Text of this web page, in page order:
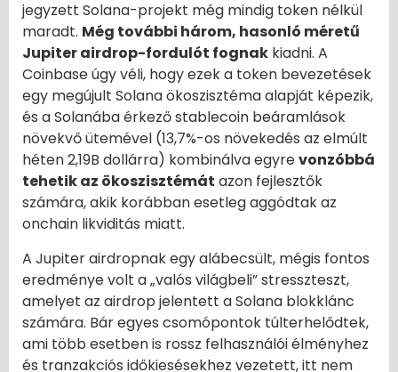
jegyzett Solana-projekt még mindig token nélkül
maradt. Még további három, hasonló méretű
Jupiter airdrop-fordulót fognak kiadni. A
Coinbase úgy véli, hogy ezek a token bevezetések
egy megújult Solana ökoszisztéma alapját képezik,
és a Solanába érkező stablecoin beáramlások
növekvő ütemével (13,7%-os növekedés az elmúlt
héten 2,19B dollárra) kombinálva egyrevonzóbbá
tehetik az ökoszisztémát azon fejlesztők
számára, akik korábban esetleg aggódtak az
onchain likviditás miatt.
A Jupiter airdropnak egy alábecsült, mégis fontos
eredménye volt a „valós világbeli” stresszteszt,
amelyet az airdrop jelentett a Solana blokklánc
számára. Bár egyes csomópontok túlterhelődtek,
ami több esetben is rossz felhasználói élményhez
és tranzakciós időkiesésekhez vezetett, itt nem